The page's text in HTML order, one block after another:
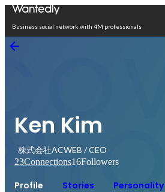
Business social network with 4M professionals
Ken Kim
株式会社ACWEB / CEO
23Connections16Followers
Profile Stories Personality